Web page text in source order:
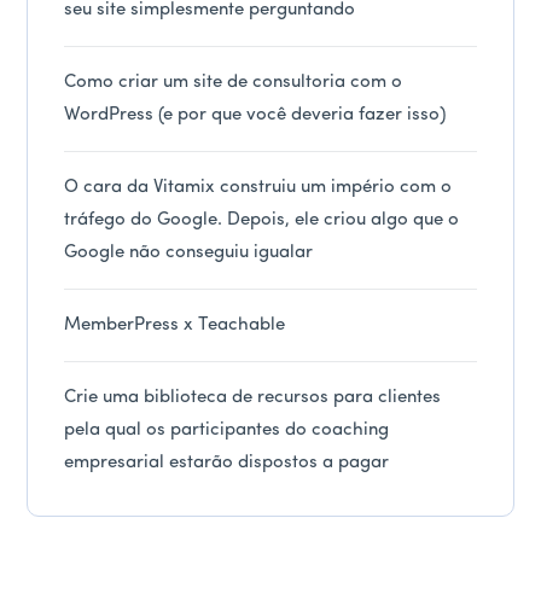
seu site simplesmente perguntando
Como criar um site de consultoria com o
WordPress (e por que você deveria fazer isso)
O cara da Vitamix construiu um império com o
tráfego do Google. Depois, ele criou algo que o
Google não conseguiu igualar
MemberPress x Teachable
Crie uma biblioteca de recursos para clientes
pela qual os participantes do coaching
empresarial estarão dispostos a pagar